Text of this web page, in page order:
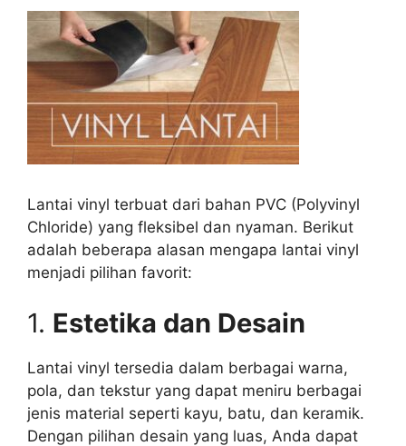
Lantai vinyl terbuat dari bahan PVC (Polyvinyl
Chloride) yang fleksibel dan nyaman. Berikut
adalah beberapa alasan mengapa lantai vinyl
menjadi pilihan favorit:
1. Estetika dan Desain
Lantai vinyl tersedia dalam berbagai warna,
pola, dan tekstur yang dapat meniru berbagai
jenis material seperti kayu, batu, dan keramik.
Dengan pilihan desain yang luas, Anda dapat